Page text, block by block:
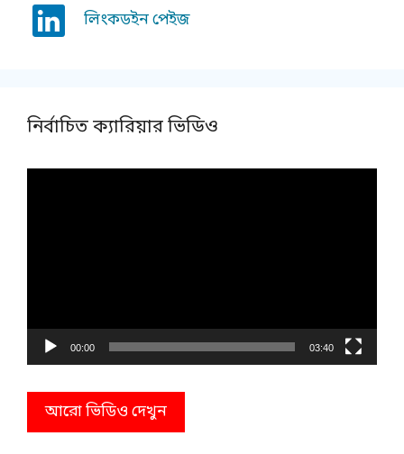
লিংকডইন পেইজ
নির্বাচিত ক্যারিয়ার ভিডিও
00:00 03:40
আরো ভিডিও দেখুন